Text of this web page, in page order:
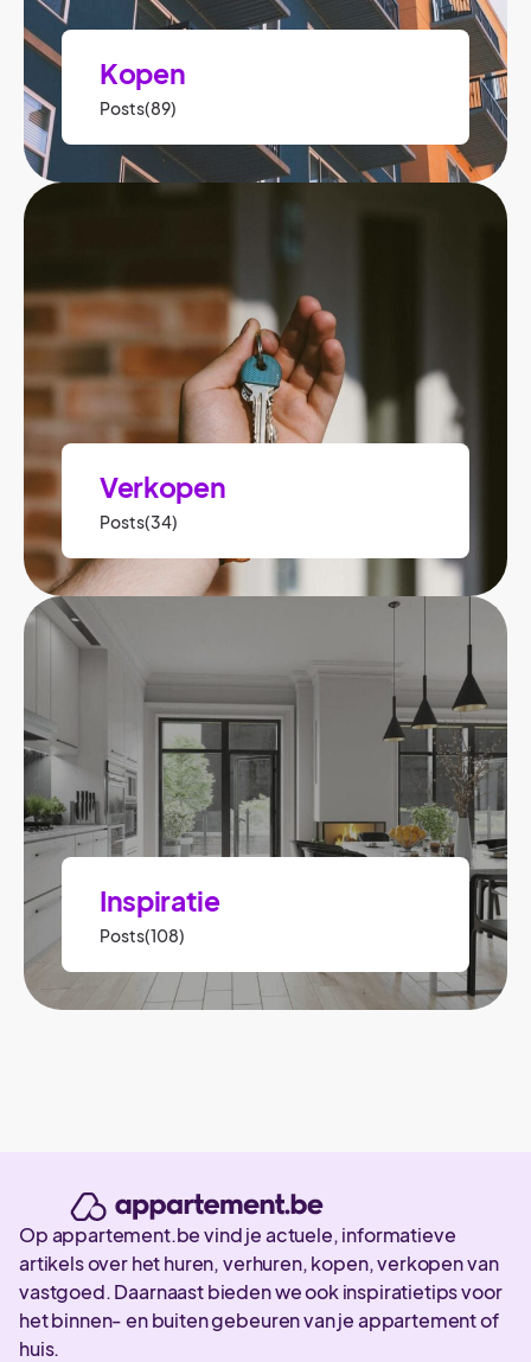
Kopen
Posts(89)
Verkopen
Posts(34)
Inspiratie
Posts(108)
Op appartement.be vind je actuele, informatieve
artikels over het huren, verhuren, kopen, verkopen van
vastgoed. Daarnaast bieden we ook inspiratietips voor
het binnen- en buiten gebeuren van je appartement of
huis.